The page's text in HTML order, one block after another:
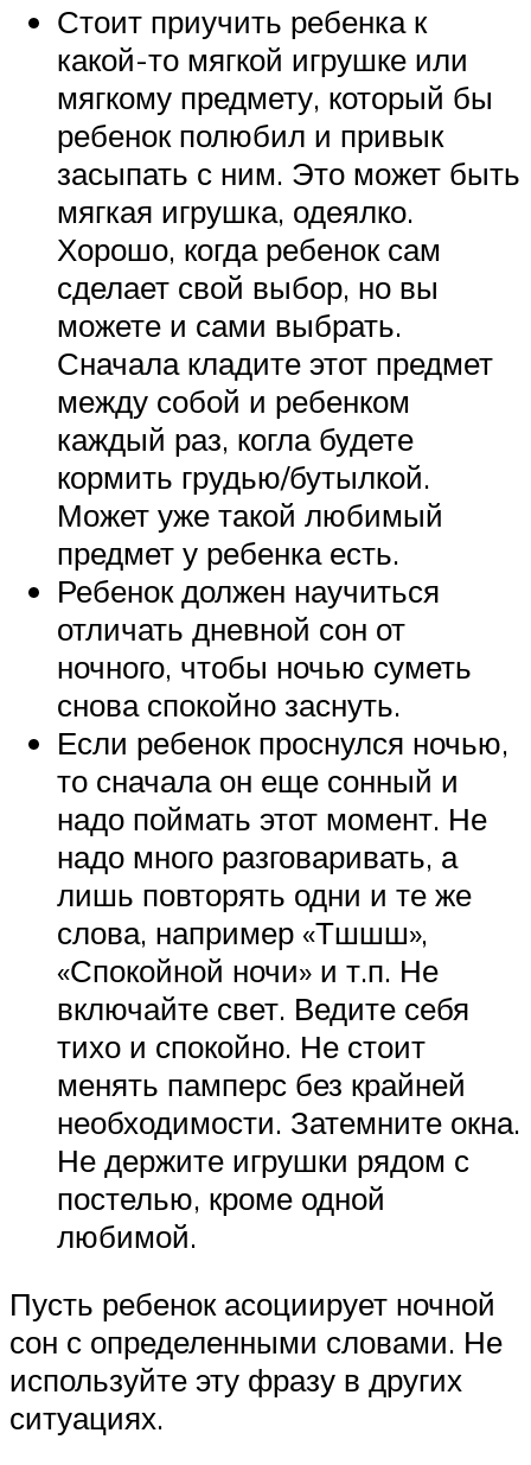
Стоит приучить ребенка к
какой-то мягкой игрушке или
мягкому предмету, который бы
ребенок полюбил и привык
засыпать с ним. Это может быть
мягкая игрушка, одеялко.
Хорошо, когда ребенок сам
сделает свой выбор, но вы
можете и сами выбрать.
Сначала кладите этот предмет
между собой и ребенком
каждый раз, когла будете
кормить грудью/бутылкой.
Может уже такой любимый
предмет у ребенка есть.
Ребенок должен научиться
отличать дневной сон от
ночного, чтобы ночью суметь
снова спокойно заснуть.
Если ребенок проснулся ночью,
то сначала он еще сонный и
надо поймать этот момент. Не
надо много разговаривать, а
лишь повторять одни и те же
слова, например «Тшшш»,
«Спокойной ночи» и т.п. Не
включайте свет. Ведите себя
тихо и спокойно. Не стоит
менять памперс без крайней
необходимости. Затемните окна.
Не держите игрушки рядом с
постелью, кроме одной
любимой.
Пусть ребенок асоциирует ночной
сон с определенными словами. Не
используйте эту фразу в других
ситуациях.